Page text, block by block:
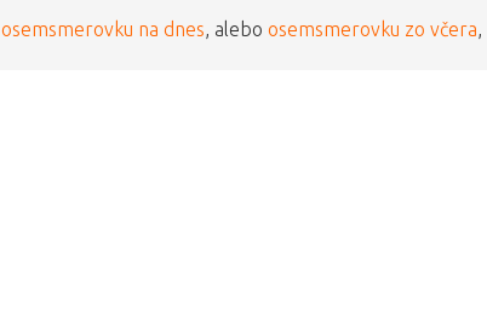
osemsmerovku na dnes , alebo osemsmerovku zo včera